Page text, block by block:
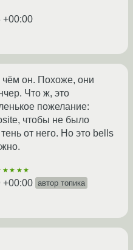
+00:00
чём он. Похоже, они
Что ж, это
пожелание:
чтобы не было
от него. Но это bells
+00:00 автор топика